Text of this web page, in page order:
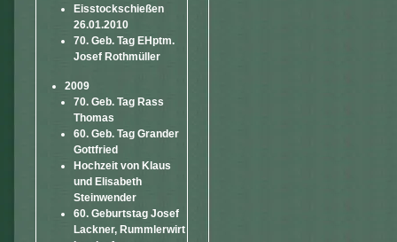
Eisstockschießen
26.01.2010
70. Geb. Tag EHptm.
Josef Rothmüller
2009
70. Geb. Tag Rass
Thomas
60. Geb. Tag Grander
Gottfried
Hochzeit von Klaus
und Elisabeth
Steinwender
60. Geburtstag Josef
Lackner, Rummlerwirt